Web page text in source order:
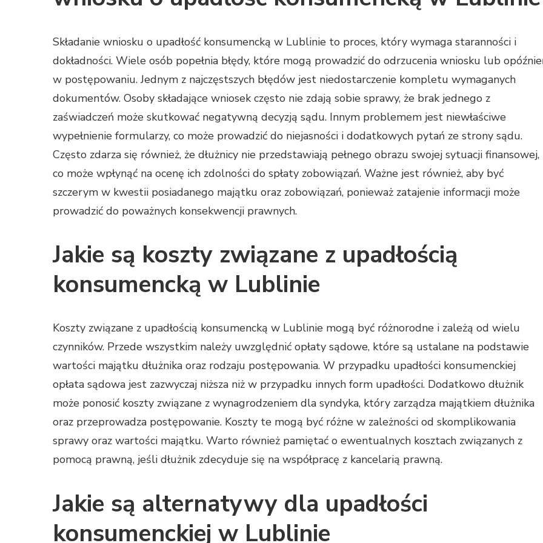
Składanie wniosku o upadłość konsumencką w Lublinie to proces, który wymaga staranności i
dokładności. Wiele osób popełnia błędy, które mogą prowadzić do odrzucenia wniosku lub
w postępowaniu. Jednym z najczęstszych błędów jest niedostarczenie kompletu wymaganych
dokumentów. Osoby składające wniosek często nie zdają sobie sprawy, że brak jednego z
zaświadczeń może skutkować negatywną decyzją sądu. Innym problemem jest niewłaściwe
wypełnienie formularzy, co może prowadzić do niejasności i dodatkowych pytań ze strony sądu.
Często zdarza się również, że dłużnicy nie przedstawiają pełnego obrazu swojej sytuacji finansowej,
co może wpłynąć na ocenę ich zdolności do spłaty zobowiązań. Ważne jest również, aby być
szczerym w kwestii posiadanego majątku oraz zobowiązań, ponieważ zatajenie informacji może
prowadzić do poważnych konsekwencji prawnych.
Jakie są koszty związane z upadłością
konsumencką w Lublinie
Koszty związane z upadłością konsumencką w Lublinie mogą być różnorodne i zależą od wielu
czynników. Przede wszystkim należy uwzględnić opłaty sądowe, które są ustalane na podstawie
wartości majątku dłużnika oraz rodzaju postępowania. W przypadku upadłości konsumenckiej
opłata sądowa jest zazwyczaj niższa niż w przypadku innych form upadłości. Dodatkowo dłużnik
może ponosić koszty związane z wynagrodzeniem dla syndyka, który zarządza majątkiem dłużnika
oraz przeprowadza postępowanie. Koszty te mogą być różne w zależności od skomplikowania
sprawy oraz wartości majątku. Warto również pamiętać o ewentualnych kosztach związanych z
pomocą prawną, jeśli dłużnik zdecyduje się na współpracę z kancelarią prawną.
Jakie są alternatywy dla upadłości
konsumenckiej w Lublinie